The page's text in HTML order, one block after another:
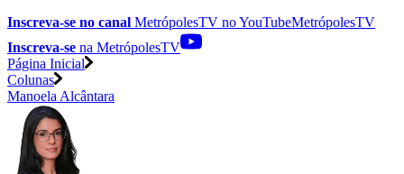
Inscreva-se no canal MetrópolesTV noYouTubeMetrópolesTV
Inscreva-se na MetrópolesTV
Página Inicial
Colunas
Manoela Alcântara